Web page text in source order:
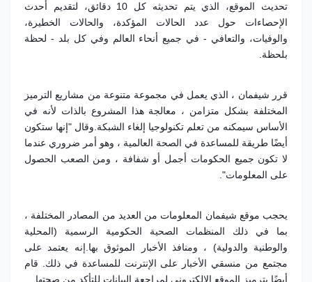
تحديث الموقع، الذي يتم تحديثه كل 10 دقائق،
لتقديم أحدث
الإحصاءات حول عدد الحالات المؤكدة، والحالات الخطيرة،
والوفيات، والتعافي - في جميع أنحاء العالم وفي كل بلد - لحظة
بلحظة.
قرر شيفمان ، الذي يعمل في مجموعة متنوعة من مشاريع الترميز
المختلفة بشكل متزامن ، معالجة هذا المشروع بالذات لأنه في
الأساس سيمكنه من تعلم تكنولوجيا إلغاء الشبكة.وقال "إنها ستكون
أيضًا طريقة للمساعدة في الصحة العالمية ، وهو أمر ضروري عندما
لا تكون جميع الحكومات أجمل أو شفافة ، ومن الصعب الحصول
على المعلومات".
يحجب موقع شيفمان المعلومات من العديد من المصادر المختلفة ،
بما في ذلك المنظمات الصحية الحكومية الرسمية (المحلية
والوطنية والدولية) ، ومنافذ الأخبار الموثوق بها.إنه يعتمد على
مجتمع من منسقي الأخبار على الإنترنت للمساعدة في ذلك. قام
أيضًا بترميز الموقع الإلكتروني لمراجعة البيانات للتأكد من صحتها.